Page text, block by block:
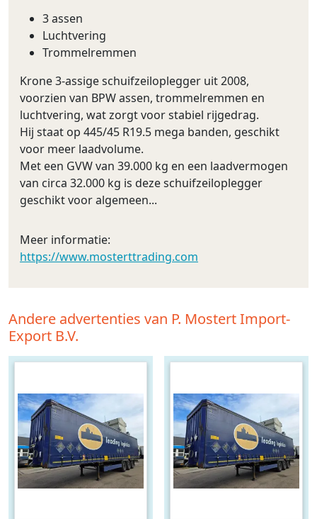
3 assen
Luchtvering
Trommelremmen
Krone 3-assige schuifzeiloplegger uit 2008,
voorzien van BPW assen, trommelremmen en
luchtvering, wat zorgt voor stabiel rijgedrag.
Hij staat op 445/45 R19.5 mega banden, geschikt
voor meer laadvolume.
Met een GVW van 39.000 kg en een laadvermogen
van circa 32.000 kg is deze schuifzeiloplegger
geschikt voor algemeen...
Meer informatie:
https://www.mosterttrading.com
Andere advertenties van P. Mostert Import-
Export B.V.